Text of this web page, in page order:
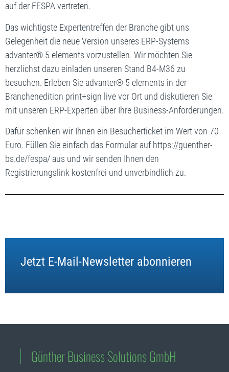
auf der FESPA vertreten.
Das wichtigste Expertentreffen der Branche gibt uns
Gelegenheit die neue Version unseres ERP-Systems
advanter® 5 elements vorzustellen. Wir möchten Sie
herzlichst dazu einladen unseren Stand B4-M36 zu
besuchen. Erleben Sie advanter® 5 elements in der
Branchenedition print+sign live vor Ort und diskutieren Sie
mit unseren ERP-Experten über Ihre Business-Anforderungen.
Dafür schenken wir Ihnen ein Besucherticket im Wert von 70
Euro. Füllen Sie einfach das Formular auf https://guenther-
bs.de/fespa/ aus und wir senden Ihnen den
Registrierungslink kostenfrei und unverbindlich zu.
Jetzt E-Mail-Newsletter abonnieren
Günther Business Solutions GmbH